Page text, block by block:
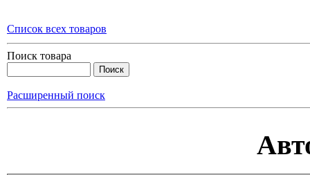
Список всех товаров
Поиск товара
Расширенный поиск